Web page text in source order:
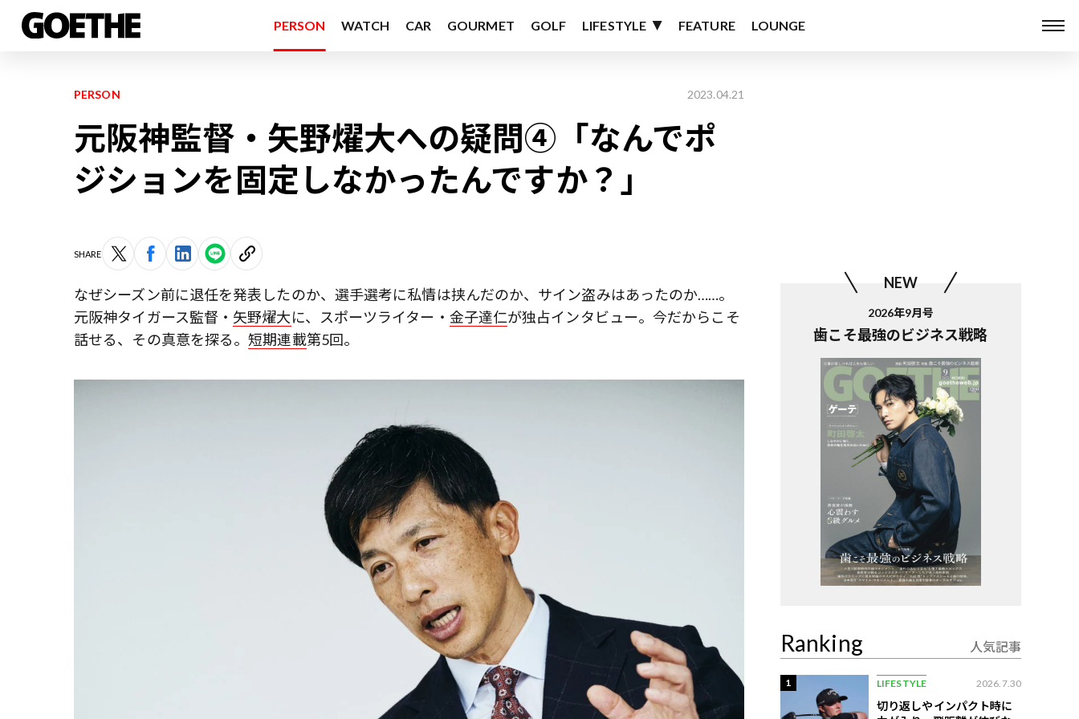
PERSON WATCH CAR GOURMET GOLF LIFESTYLE FEATURE LOUNGE
PERSON 2023.04.21
元阪神監督・矢野燿大への疑問④「なんでポ
ジションを固定しなかったんですか？」
SHARE
なぜシーズン前に退任を発表したのか、選手選考に私情は挟んだのか、サイン盗みはあったのか……。
元阪神タイガース監督・ 矢野燿大に、スポーツライター・ 金子達仁が独占インタビュー。今だからこそ
話せる、その真意を探る。短期連載第5回。
NEW
2026年9月号
歯こそ最強のビジネス戦略
Ranking 人気記事
1 LIFESTYLE 2026.7.30
切り返しやインパクト時に